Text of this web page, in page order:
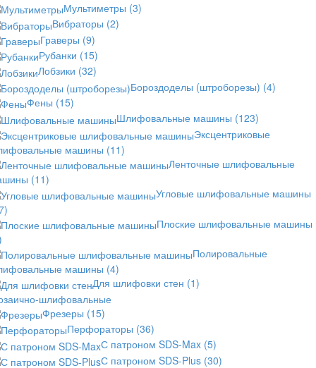
Мультиметры (3)
Вибраторы (2)
Граверы (9)
Рубанки (15)
Лобзики (32)
Бороздоделы (штроборезы) (4)
Фены (15)
Шлифовальные машины (123)
Эксцентриковые
машины (11)
Ленточные шлифовальные
(11)
Угловые шлифовальные машины
Плоские шлифовальные машины
Полировальные
машины (4)
Для шлифовки стен (1)
шлифовальные
Фрезеры (15)
Перфораторы (36)
С патроном SDS-Max (5)
С патроном SDS-Plus (30)